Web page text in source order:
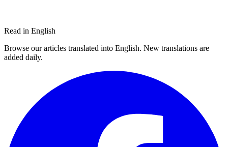
Read in English
Browse our articles translated into English. New translations are
added daily.